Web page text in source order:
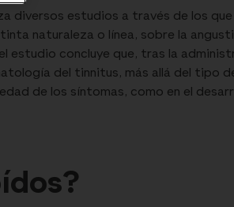
diversos estudios a través de los
naturaleza o línea, sobre la
estudio concluye que, tras la
del tinnitus, más allá del tipo
de los síntomas, como en el